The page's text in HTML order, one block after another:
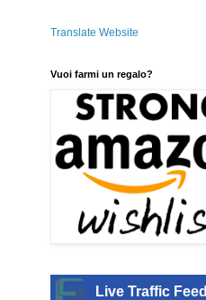
Translate Website
Vuoi farmi un regalo?
Live Traffic Feed